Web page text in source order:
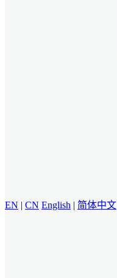
EN | CN English | 简体中文